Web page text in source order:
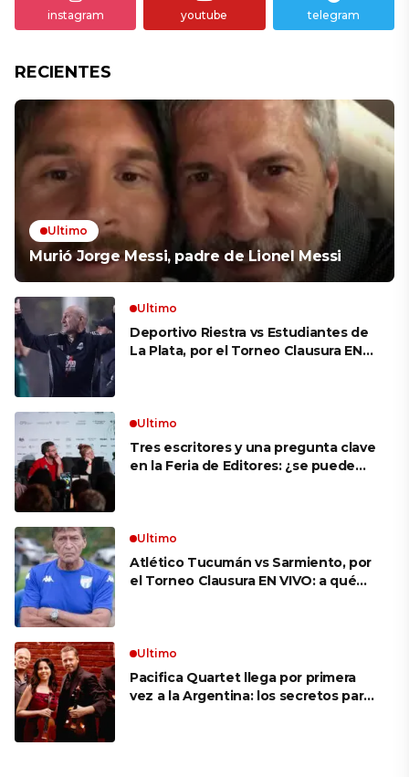
instagram youtube telegram
RECIENTES
Ultimo
Murió Jorge Messi, padre de Lionel Messi
Ultimo
Deportivo Riestra vs Estudiantes de
La Plata, por el Torneo Clausura EN
Ultimo
Tres escritores y una pregunta clave
en la Feria de Editores: ¿se puede
Ultimo
Atlético Tucumán vs Sarmiento, por
el Torneo Clausura EN VIVO: a qué
Ultimo
Pacifica Quartet llega por primera
vez a la Argentina: los secretos para